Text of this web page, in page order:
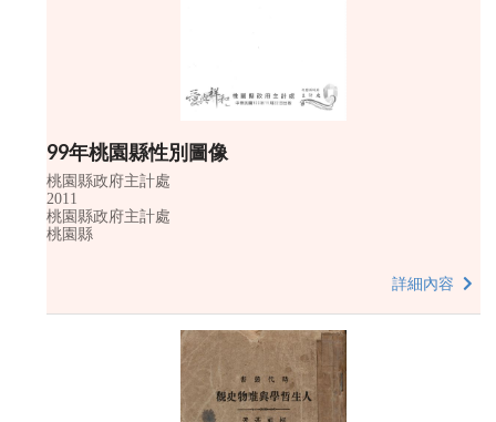
99年桃園縣性別圖像
桃園縣政府主計處
2011
桃園縣政府主計處
桃園縣
詳細內容